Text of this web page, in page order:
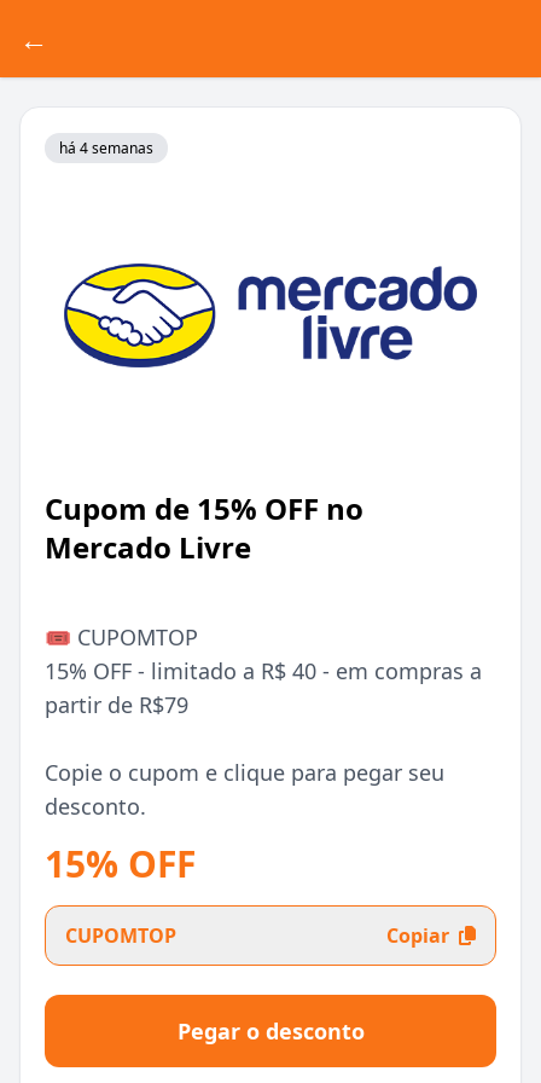
←
há 4 semanas
Cupom de 15% OFF no
Mercado Livre
🎟️ CUPOMTOP
15% OFF - limitado a R$ 40 - em compras a
partir de R$79
Copie o cupom e clique para pegar seu
desconto.
15% OFF
CUPOMTOP Copiar
Pegar o desconto